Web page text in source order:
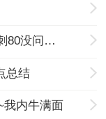
最强政治结构图！五天全部背熟！冲刺80没问题！
总结
内牛满面